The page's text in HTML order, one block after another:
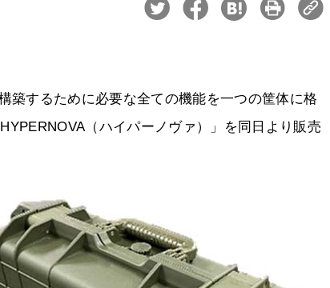
築するために必要な全ての機能を一つの筐体に格
（ハイパーノヴァ）」を同日より販売